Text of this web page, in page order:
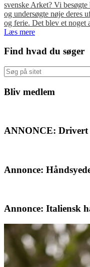
svenske Arket? Vi
og undersøgte nøje deres
og ferie. Det blev et noget
Læs mere
Primær
Sidebar
Find hvad du søger
Søg
på
sitet
Bliv medlem
ANNONCE: Drivert
Annonce:
Annonce: Italiensk